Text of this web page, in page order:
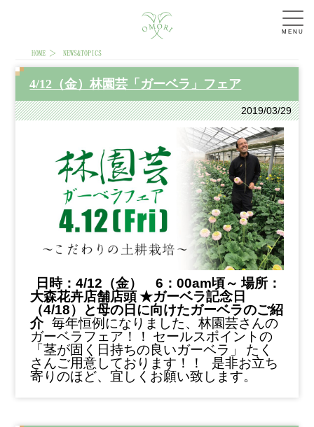
MENU
HOME NEWS&TOPICS
4/12（金）林園芸「ガーベラ」フェア
2019/03/29
日時：4/12（金） 6：00am頃～ 場所：
大森花卉店舗店頭 ★ガーベラ記念日
（4/18）と母の日に向けたガーベラのご紹
介 毎年恒例になりました、林園芸さんの
ガーベラフェア！！
セールスポイントの
「茎が固く日持ちの良いガーベラ」
たく
さんご用意しております！！
是非お立ち
寄りのほど、宜しくお願い致します。